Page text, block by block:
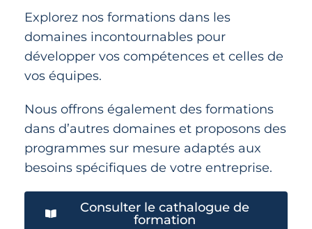
Explorez nos formations dans les
domaines incontournables pour
développer vos compétences et celles de
vos équipes.
Nous offrons également des formations
dans d’autres domaines et proposons des
programmes sur mesure adaptés aux
besoins spécifiques de votre entreprise.
Consulter le cathalogue de
formation